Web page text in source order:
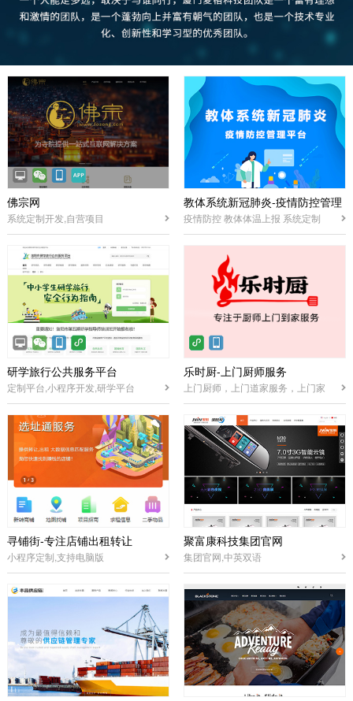
佛宗网
系统定制开发,自营项目
教体系统新冠肺炎-疫情防控管理
平台
疫情防控 教体体温上报 系统定制
研学旅行公共服务平台
定制平台,小程序开发,研学平台
乐时厨-上门厨师服务
上门厨师，上门道家服务，上门家
政
寻铺街-专注店铺出租转让
小程序定制,支持电脑版
聚富康科技集团官网
集团官网,中英双语